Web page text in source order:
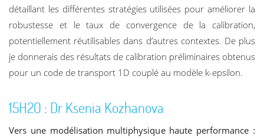
détaillant les différentes stratégies utilisées pour améliorer la
robustesse et le taux de convergence de la calibration,
potentiellement réutilisables dans d’autres contextes. De plus
je donnerais des résultats de calibration préliminaires obtenus
pour un code de transport 1D couplé au modèle k-epsilon.
15H20 : Dr Ksenia Kozhanova
Vers une modélisation multiphysique haute performance :